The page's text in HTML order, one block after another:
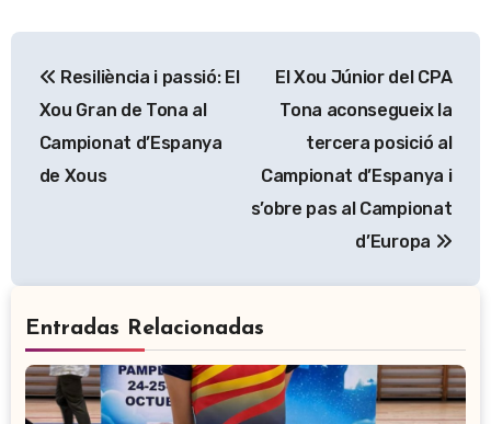
de
entradas
Resiliència i passió: El
Xou Gran de Tona al
Campionat d’Espanya
de Xous
El Xou Júnior del CPA
Tona aconsegueix la
tercera posició al
Campionat d’Espanya i
s’obre pas al Campionat
d’Europa
Entradas Relacionadas